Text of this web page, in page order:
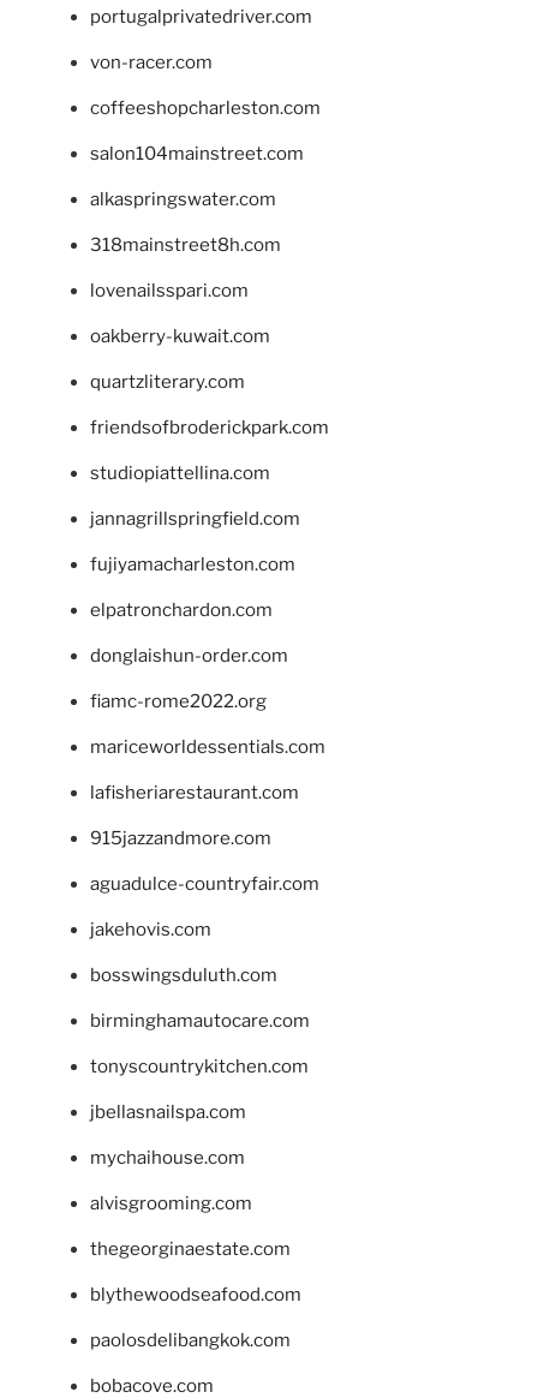
portugalprivatedriver.com
von-racer.com
coffeeshopcharleston.com
salon104mainstreet.com
alkaspringswater.com
318mainstreet8h.com
lovenailsspari.com
oakberry-kuwait.com
quartzliterary.com
friendsofbroderickpark.com
studiopiattellina.com
jannagrillspringfield.com
fujiyamacharleston.com
elpatronchardon.com
donglaishun-order.com
fiamc-rome2022.org
mariceworldessentials.com
lafisheriarestaurant.com
915jazzandmore.com
aguadulce-countryfair.com
jakehovis.com
bosswingsduluth.com
birminghamautocare.com
tonyscountrykitchen.com
jbellasnailspa.com
mychaihouse.com
alvisgrooming.com
thegeorginaestate.com
blythewoodseafood.com
paolosdelibangkok.com
bobacove.com